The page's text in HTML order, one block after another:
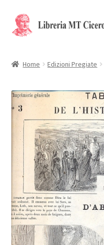
Vai
alla
Vai
al
La Storia
Contattaci
Carrello
Privacy Policy
Home Edizioni Pregiate